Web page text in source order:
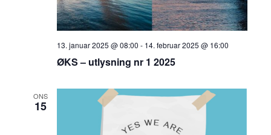
ØKS – utlysning nr 1 2025
13. januar 2025 @ 08:00 - 14. februar 2025 @ 16:00
ONS
15